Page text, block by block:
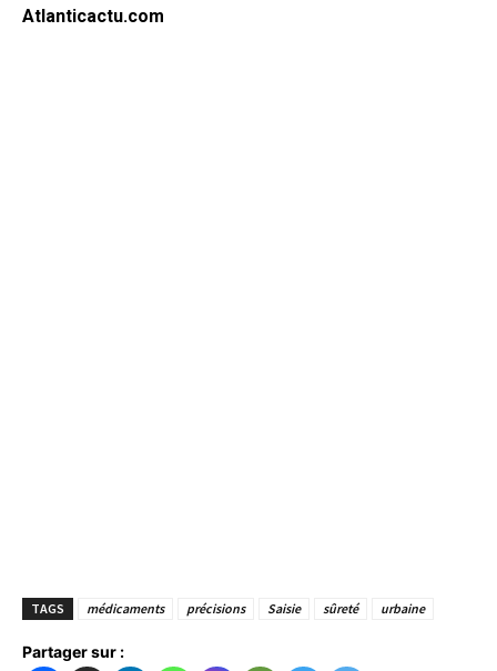
Atlanticactu.com
TAGS médicaments précisions Saisie sûreté urbaine
Partager sur :